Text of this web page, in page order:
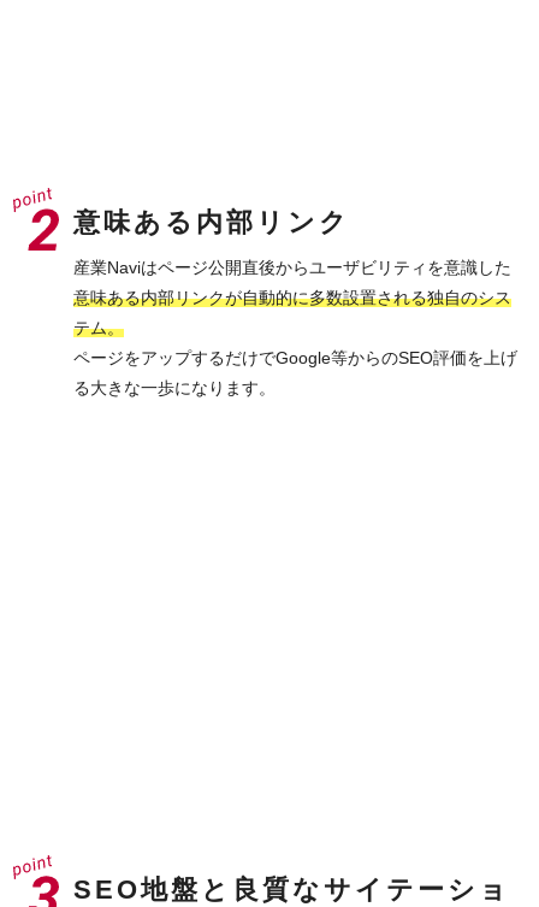
意味ある内部リンク
産業Naviはページ公開直後からユーザビリティを意識した
意味ある内部リンクが自動的に多数設置される独自のシス
テム。
ページをアップするだけでGoogle等からのSEO評価を上げ
る大きな一歩になります。
SEO地盤と良質なサイテーショ